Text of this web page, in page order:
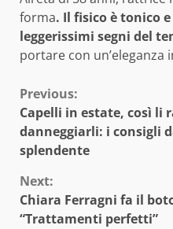
forma. Il fisico è tonico
leggerissimi segni del
portare con un’eleganza
Continue
Reading
Previous:
Capelli in estate, così li
danneggiarli: i consigli
splendente
Next:
Chiara Ferragni fa il
“Trattamenti perfetti”